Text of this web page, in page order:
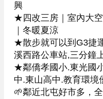
興
★四改三房｜室內大
｜冬暖夏涼
★散步就可以到G3捷
溪西路公車站,三分鐘
★鄰僑孝國小.東光國
中.東山高中.教育環境
🌱鄰近北屯好市多，